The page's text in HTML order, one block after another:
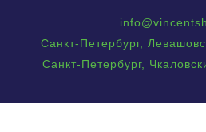
Санкт-Петербург,
Санкт-Петербург,